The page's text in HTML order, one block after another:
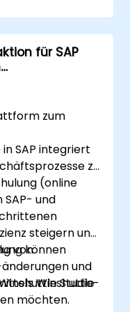
für SAP
zum
SAP integriert
zu
(online
und
steigern und
von
und
Winshuttle
möchten.
können
Studio-